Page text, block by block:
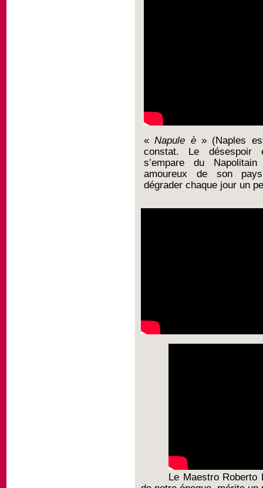
«Napule è» (Naples
constat. Le
s’empare du
amoureux de son
dégrader chaque jour un
Le Maestro Roberto